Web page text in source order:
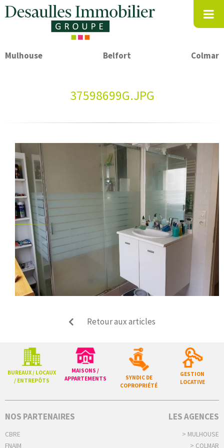
Mulhouse Belfort Colmar
37598699G.JPG
Retour aux articles
BUREAUX / LOCAUX
/ ENTREPÔTS
MAISONS /
APPARTEMENTS
SYNDIC DE
COPROPRIÉTÉ
GESTION
LOCATIVE
NOS PARTENAIRES
CBRE
FNAIM
LES AGENCES
> MULHOUSE
> COLMAR